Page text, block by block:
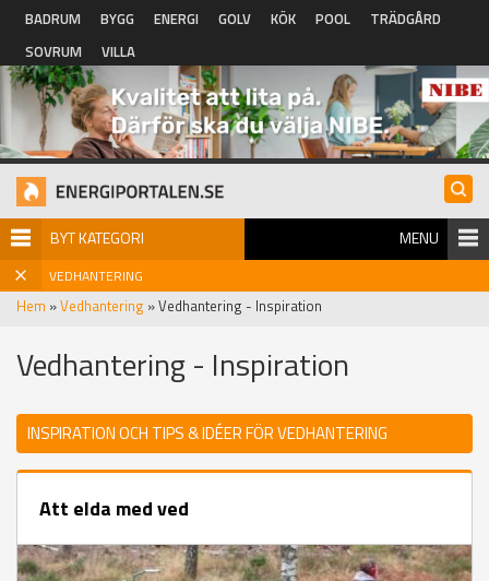
Hoppa till huvudinnehåll
BADRUM BYGG ENERGI GOLV KÖK POOL
TRÄDGÅRD
SOVRUM
VILLA
BYT KATEGORI MENU
VEDHANTERING
Hem »Vedhantering » Vedhantering - Inspiration
Vedhantering - Inspiration
INSPIRATION OCH TIPS & IDÉER FÖR VEDHANTERING
Att elda med ved